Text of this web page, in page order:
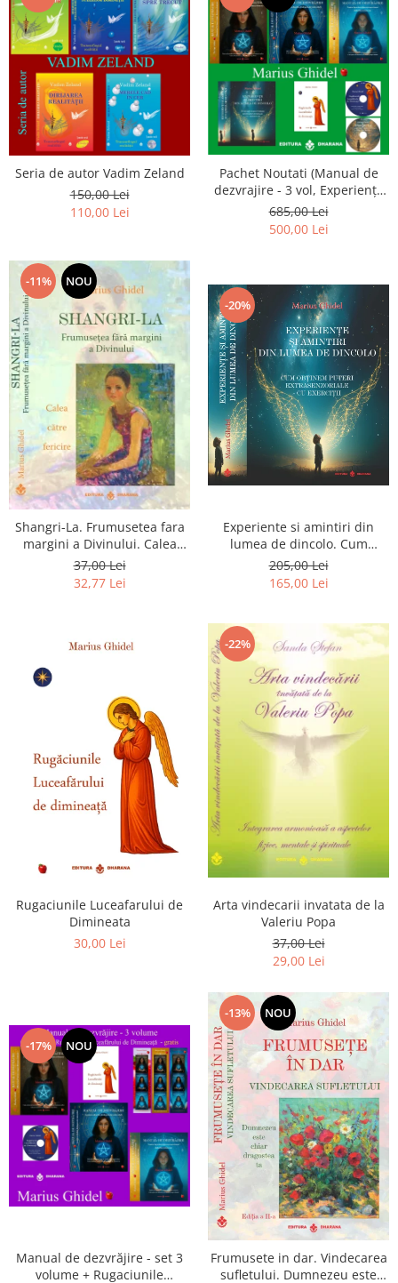
Seria de autor Vadim Zeland
150,00 Lei
110,00 Lei
Pachet Noutati (Manual de
dezvrajire - 3 vol, Experiențe
și amintiri, Rugăciunile
Luceafarului de dimineata) -
Marius Ghidel
685,00 Lei
500,00 Lei
-11% NOU
Shangri-La. Frumusetea fara
margini a Divinului. Calea
catre fericire
37,00 Lei
32,77 Lei
-20%
Experiente si amintiri din
lumea de dincolo. Cum
obtinem puteri
extrasenzoriale - cu exercitii
205,00 Lei
165,00 Lei
Rugaciunile Luceafarului de
Dimineata
30,00 Lei
-22%
Arta vindecarii invatata de la
Valeriu Popa
37,00 Lei
29,00 Lei
-17% NOU
Manual de dezvrăjire - set 3
volume + Rugaciunile
-13% NOU
Frumusete in dar. Vindecarea
sufletului. Dumnezeu este